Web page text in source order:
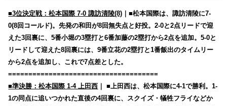
■3位決定戦：松本国際 7-0 諏訪清陵(8) ｜■松本国際は、諏訪清陵に7-
0(8回コールド)。先発の和田が8回無失点と好投。2-0と2点リードで迎
えた3回裏に、5番小堀の3塁打と6番加藤の2塁打から2点を追加。5-0と
リードして迎えた8回裏には、9番立花の2塁打と1番飯出のタイムリー
から2点を追加し、これで7点差とした。
=====================================
■準決勝：松本国際 1-4 上田西 ｜ ■上田西は、松本国際に4-1で勝利。1-
1の同点に追いつかれた直後の4回裏に、スクイズ・犠牲フライなどか